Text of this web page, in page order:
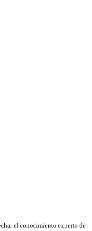
el conocimiento experto de